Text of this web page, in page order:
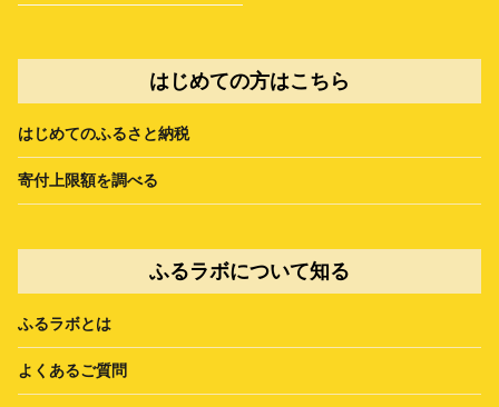
はじめての方はこちら
はじめてのふるさと納税
寄付上限額を調べる
ふるラボについて知る
ふるラボとは
よくあるご質問